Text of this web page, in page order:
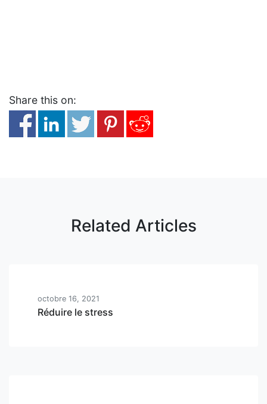
Share this on:
Related Articles
octobre 16, 2021
Réduire le stress